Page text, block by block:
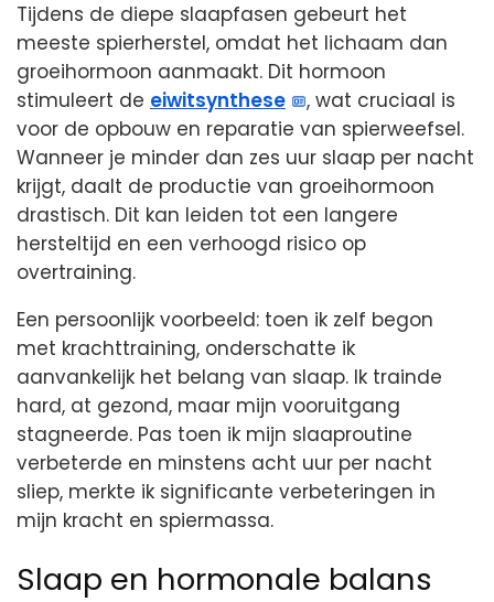
Tijdens de diepe slaapfasen gebeurt het
meeste spierherstel, omdat het lichaam dan
groeihormoon aanmaakt. Dit hormoon
stimuleert de eiwitsynthese
, wat cruciaal is
voor de opbouw en reparatie van spierweefsel.
Wanneer je minder dan zes uur slaap per nacht
krijgt, daalt de productie van groeihormoon
drastisch. Dit kan leiden tot een langere
hersteltijd en een verhoogd risico op
overtraining.
Een persoonlijk voorbeeld: toen ik zelf begon
met krachttraining, onderschatte ik
aanvankelijk het belang van slaap. Ik trainde
hard, at gezond, maar mijn vooruitgang
stagneerde. Pas toen ik mijn slaaproutine
verbeterde en minstens acht uur per nacht
sliep, merkte ik significante verbeteringen in
mijn kracht en spiermassa.
Slaap en hormonale balans